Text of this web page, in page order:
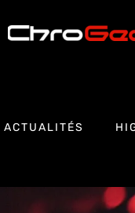
ACTUALITÉS